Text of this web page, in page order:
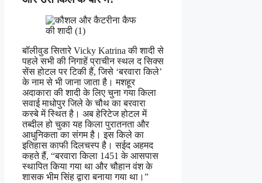
बॉलीवुड सितारे Vicky Katrina की शादी से
पहले सभी की निगाहें प्राचीन स्थल द सिक्स
सेंस होटल पर टिकी हैं, जिसे ‘बरवारा किले’
के नाम से भी जाना जाता है। मशहूर
अदाकारा की शादी के लिए चुना गया किला
सवाई माधोपुर जिले के चौथ का बरवारा
कस्बे में स्थित है। अब हेरिटेज होटल में
तब्दील हो चुका यह किला पुरातनता और
आधुनिकता का संगम है। इस किले का
इतिहास काफी दिलचस्प है। सईद अहमद
कहते हैं, “बरवारा किला 1451 के आसपास
स्थापित किया गया था और चौहान वंश के
शासक भीम सिंह द्वारा बनाया गया था।”